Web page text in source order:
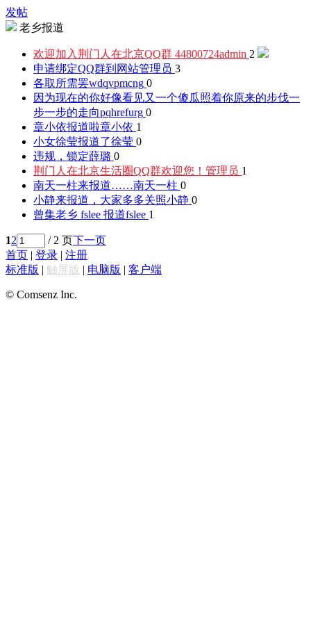
发帖
老乡报道
欢迎加入荆门人在北京QQ群 44800724admin 2
申请绑定QQ群到网站管理员 3
各取所需罢wdqvpmcng 0
因为现在的你好像看见又一个傻瓜照着你原来的步伐一
步一步的走向pqhrefurg 0
章小依报道啦章小依 1
小女徐莹报道了徐莹 0
违规，锁定薛璐 0
荆门人在北京生活圈QQ群欢迎您！ 管理员 1
南天一柱来报道……南天一柱 0
小静来报道，大家多多关照小静 0
曾集老乡 fslee 报道fslee 1
12 / 2 页下一页
首页 | 登录 | 注册
标准版 | 触屏版 | 电脑版 | 客户端
© Comsenz Inc.